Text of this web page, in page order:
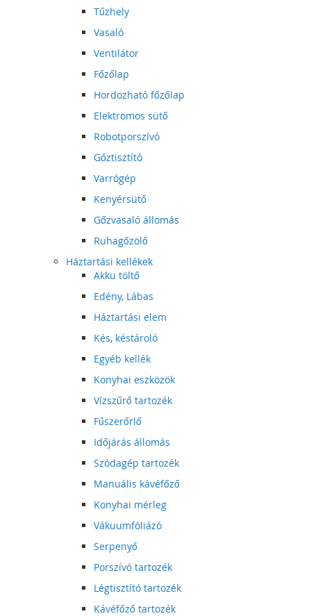
Tűzhely
Vasaló
Ventilátor
Főzőlap
Hordozható főzőlap
Elektromos sütő
Robotporszívó
Gőztisztító
Varrógép
Kenyérsütő
Gőzvasaló állomás
Ruhagőzölő
Háztartási kellékek
Akku töltő
Edény, Lábas
Háztartási elem
Kés, késtároló
Egyéb kellék
Konyhai eszközök
Vízszűrő tartozék
Fűszerőrlő
Időjárás állomás
Szódagép tartozék
Manuális kávéfőző
Konyhai mérleg
Vákuumfóliázó
Serpenyő
Porszívó tartozék
Légtisztító tartozék
Kávéfőző tartozék